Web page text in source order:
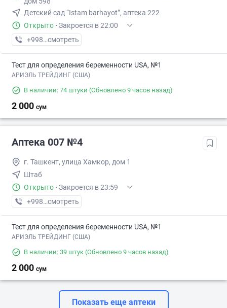
Детский сад “Istam barhayot”, аптека 222
Открыто · Закроется в 22:00
+998 (94) XXX-XX-XX
смотреть
Тест для определения беременности USA, №1
АРИЭЛЬ ТРЕЙДИНГ (США)
В наличии: 74 штуки (Обновлено 9 часов назад)
2 000 сум
Аптека 007 №4
г. Ташкент, улица Хамкор, дом 1
Штаб
Открыто · Закроется в 23:59
+998 (77) XXX-XX-XX
смотреть
Тест для определения беременности USA, №1
АРИЭЛЬ ТРЕЙДИНГ (США)
В наличии: 39 штук (Обновлено 9 часов назад)
2 000 сум
Показать еще аптеки